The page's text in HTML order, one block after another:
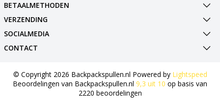
BETAALMETHODEN
VERZENDING
SOCIALMEDIA
CONTACT
© Copyright 2026 Backpackspullen.nl Powered by Lightspeed
Beoordelingen van Backpackspullen.nl 9,3 uit 10 op basis van
2220 beoordelingen